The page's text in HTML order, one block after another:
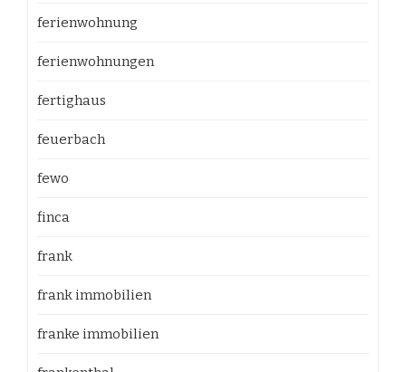
ferienwohnung
ferienwohnungen
fertighaus
feuerbach
fewo
finca
frank
frank immobilien
franke immobilien